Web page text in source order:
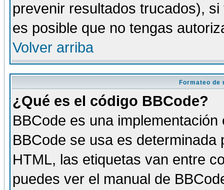
prevenir resultados trucados),
es posible que no tengas
Volver arriba
Formateo de
¿Qué es el código BBCode?
BBCode es una
BBCode se usa es
HTML, las etiquetas van entre
puedes ver el manual de